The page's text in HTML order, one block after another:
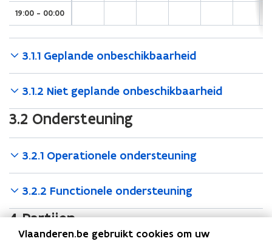
19:00 - 00:00
3.1.1 Geplande onbeschikbaarheid
3.1.2 Niet geplande onbeschikbaarheid
3.2 Ondersteuning
3.2.1 Operationele ondersteuning
3.2.2 Functionele ondersteuning
4 Partijen
Vlaanderen.be gebruikt cookies om uw